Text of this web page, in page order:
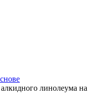
линолеума на